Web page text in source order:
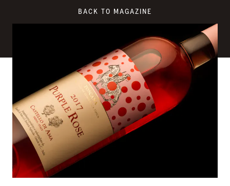
BACK TO MAGAZINE